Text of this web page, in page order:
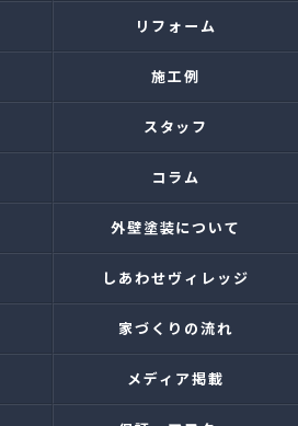
リフォーム
施工例
スタッフ
コラム
外壁塗装について
しあわせヴィレッジ
家づくりの流れ
メディア掲載